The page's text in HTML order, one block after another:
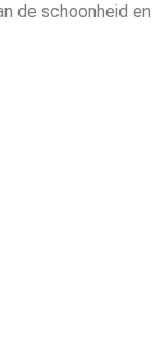
de schoonheid en